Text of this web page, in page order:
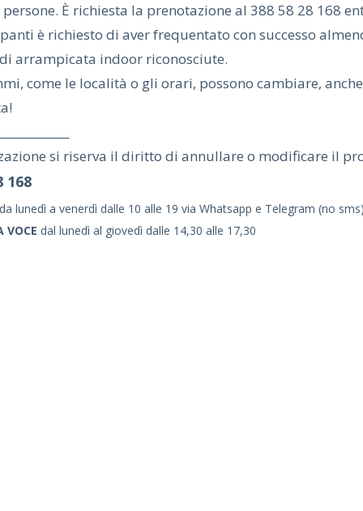
È richiesta la prenotazione al 388 58 28 168
è richiesto di aver frequentato con successo
arrampicata indoor riconosciute.
come le località o gli orari, possono cambiare,
si riserva il diritto di annullare o modificare il
168
lunedì a venerdì dalle 10 alle 19 via Whatsapp e Telegram (no
VOCE dal lunedì al giovedì dalle 14,30 alle 17,30